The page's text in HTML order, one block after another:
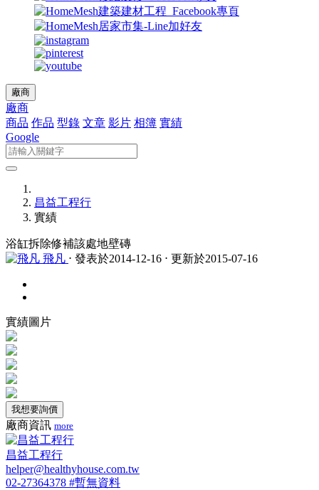
廠商
廠商
商品 作品 型錄 文章 影片 相簿 實績
Google
昌益工程行
實績
浴缸拆除修補該處地壁磚
飛凡 ⋅ 發表於2014-12-16 ⋅ 更新於2015-07-16
實績圖片
我想要詢價
廠商資訊 more
昌益工程行
helper@healthyhouse.com.tw
02-27364378 #暫無資料